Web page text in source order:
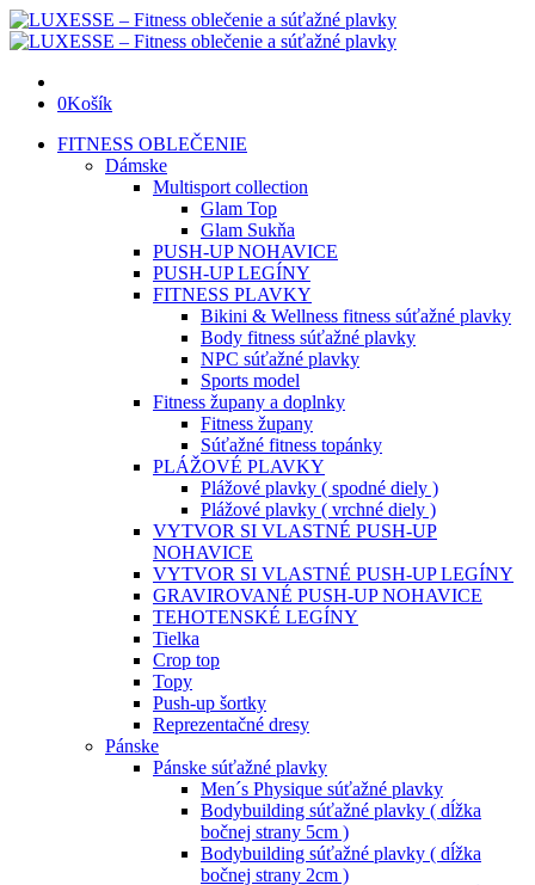
0Košík
FITNESS OBLEČENIE
Dámske
Multisport collection
Glam Top
Glam Sukňa
PUSH-UP NOHAVICE
PUSH-UP LEGÍNY
FITNESS PLAVKY
Bikini & Wellness fitness súťažné plavky
Body fitness súťažné plavky
NPC súťažné plavky
Sports model
Fitness župany a doplnky
Fitness župany
Súťažné fitness topánky
PLÁŽOVÉ PLAVKY
Plážové plavky ( spodné diely )
Plážové plavky ( vrchné diely )
VYTVOR SI VLASTNÉ PUSH-UP
NOHAVICE
VYTVOR SI VLASTNÉ PUSH-UP LEGÍNY
GRAVIROVANÉ PUSH-UP NOHAVICE
TEHOTENSKÉ LEGÍNY
Tielka
Crop top
Topy
Push-up šortky
Reprezentačné dresy
Pánske
Pánske súťažné plavky
Men´s Physique súťažné plavky
Bodybuilding súťažné plavky ( dĺžka
bočnej strany 5cm )
Bodybuilding súťažné plavky ( dĺžka
bočnej strany 2cm )